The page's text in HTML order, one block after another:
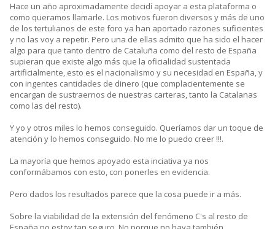
Hace un año aproximadamente decidí apoyar a esta plataforma o
como queramos llamarle. Los motivos fueron diversos y más de uno
de los tertulianos de este foro ya han aportado razones suficientes
y no las voy a repetir. Pero una de ellas admito que ha sido el hacer
algo para que tanto dentro de Cataluña como del resto de España
supieran que existe algo más que la oficialidad sustentada
artificialmente, esto es el nacionalismo y su necesidad en España, y
con ingentes cantidades de dinero (que complacientemente se
encargan de sustraernos de nuestras carteras, tanto la Catalanas
como las del resto).
Y yo y otros miles lo hemos conseguido. Queríamos dar un toque de
atención y lo hemos conseguido. No me lo puedo creer !!!.
La mayoría que hemos apoyado esta inciativa ya nos
conformábamos con esto, con ponerles en evidencia.
Pero dados los resultados parece que la cosa puede ir a más.
Sobre la viabilidad de la extensión del fenómeno C's al resto de